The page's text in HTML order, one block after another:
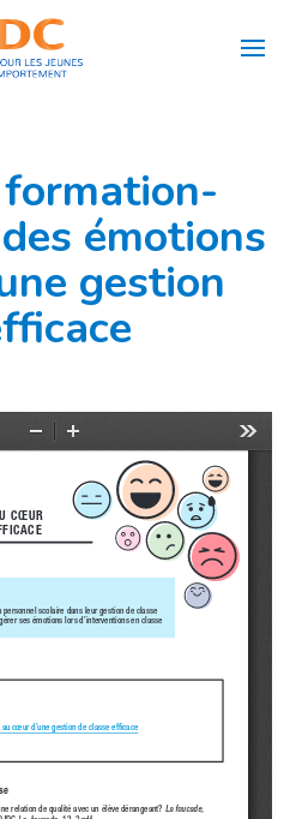
émotions
gestion